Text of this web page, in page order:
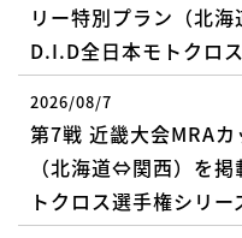
リー特別プラン（北
D.I.D全日本モトクロ
2026/08/7
第7戦 近畿大会MRA
（北海道⇔関西）を
トクロス選手権シリ